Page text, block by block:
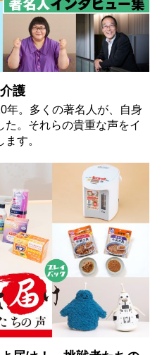
護
年。多くの著名人が、自身
。それらの貴重な声をイ
す。